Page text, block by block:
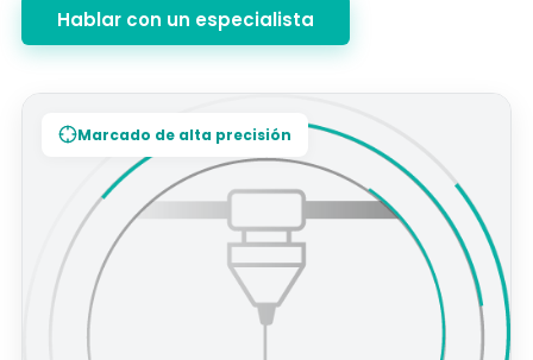
Hablar con un especialista
Marcado de alta precisión